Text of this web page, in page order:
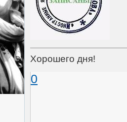
Хорошего дня!
0